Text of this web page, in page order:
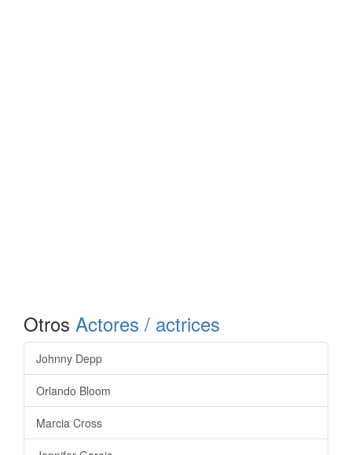
Otros Actores / actrices
Johnny Depp
Orlando Bloom
Marcia Cross